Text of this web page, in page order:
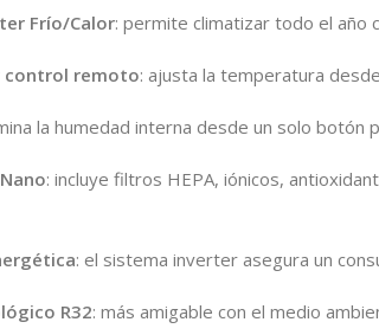
Frío/Calor: permite climatizar todo el año
control remoto: ajusta la temperatura
la humedad interna desde un solo
: incluye filtros HEPA, iónicos,
: el sistema inverter asegura un
R32: más amigable con el medio